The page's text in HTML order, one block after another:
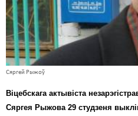
Сяргей Рыжоў
Віцебскага актывіста
Сяргея Рыжова 29 студзеня
ЛПП
Мігранты
Мірныя сходы
Палітвязьні
Праваабаронцы